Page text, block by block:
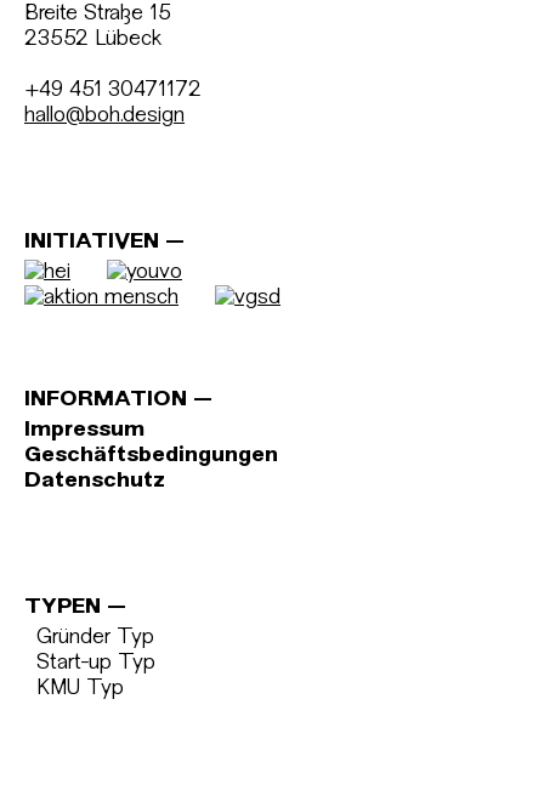
Breite Straße 15
23552 Lübeck
+49 451 30471172
hallo@boh.design
INITIATIVEN
INFORMATION
Impressum
Geschäftsbedingungen
Datenschutz
TYPEN
Gründer Typ
Start-up Typ
KMU Typ